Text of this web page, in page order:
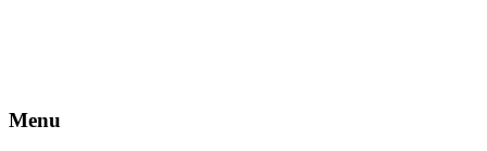
Menu